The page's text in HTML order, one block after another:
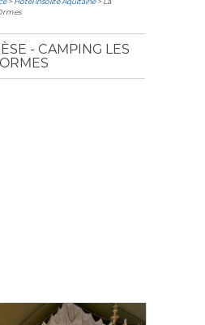
- CAMPING LES
ORMES